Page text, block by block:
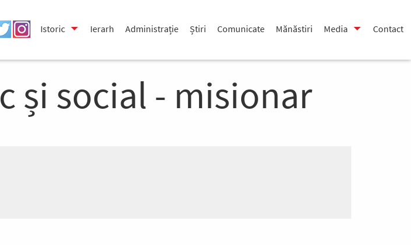
Istoric
Ierarh Administrație Știri Comunicate Mănăstiri Media Contact
și social - misionar